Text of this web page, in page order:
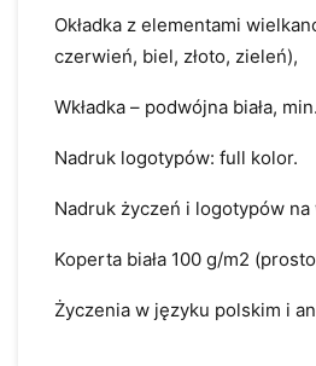
Okładka z elementami
czerwień, biel, złoto, zieleń),
Wkładka – podwójna biała,
Nadruk logotypów: full kolor.
Nadruk życzeń i logotypów na
Koperta biała 100 g/m2
Życzenia w języku polskim i